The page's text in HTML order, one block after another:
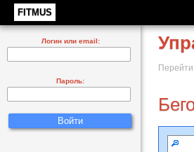
FITMUS
Перейти:
Логин или email:
Пароль: